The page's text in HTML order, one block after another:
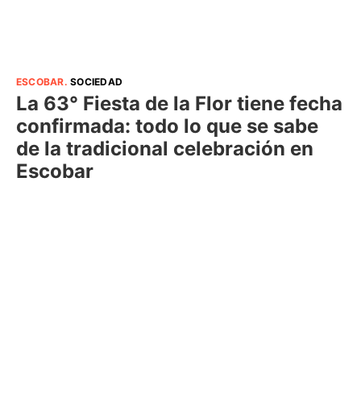
ESCOBAR.SOCIEDAD
La 63° Fiesta de la Flor tiene fecha
confirmada: todo lo que se sabe
de la tradicional celebración en
Escobar